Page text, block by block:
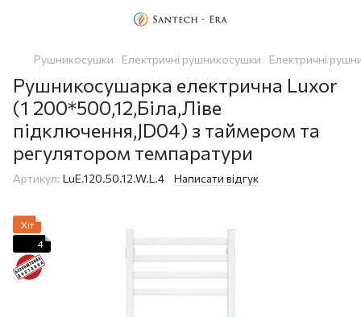
Рушникосушки Eлектричні рушникосушки Eлектричні
Рушникосушарка електрична Luxor
(1 200*500,12,Біла,Ліве
підключення,JD04) з таймером та
регулятором темпаратури
Артикул: LuE.120.50.12.W.L.4 Написати відгук
Хіт
4